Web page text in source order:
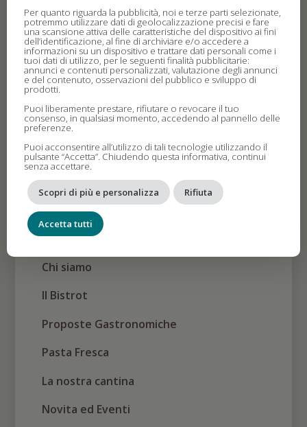
PER INFO E PRENOTAZIONI
Telefono
Email
info@larangiuma.it
Chi siamo
Il Bistrot
Proposte Gastronomiche
Pasta Fresca
La nostra cantina
Novita ed Eventi
Per quanto riguarda la pubblicità, noi e terze parti selezionate,
potremmo utilizzare dati di geolocalizzazione precisi e fare
una scansione attiva delle caratteristiche del dispositivo ai fini
dell’identificazione, al fine di archiviare e/o accedere a
informazioni su un dispositivo e trattare dati personali come i
tuoi dati di utilizzo, per le seguenti finalità pubblicitarie:
annunci e contenuti personalizzati, valutazione degli annunci
e del contenuto, osservazioni del pubblico e sviluppo di
prodotti.
Puoi liberamente prestare, rifiutare o revocare il tuo
consenso, in qualsiasi momento, accedendo al pannello delle
preferenze.
Puoi acconsentire all’utilizzo di tali tecnologie utilizzando il
pulsante “Accetta”. Chiudendo questa informativa, continui
senza accettare.
Scopri di più e personalizza Rifiuta
Accetta tutti